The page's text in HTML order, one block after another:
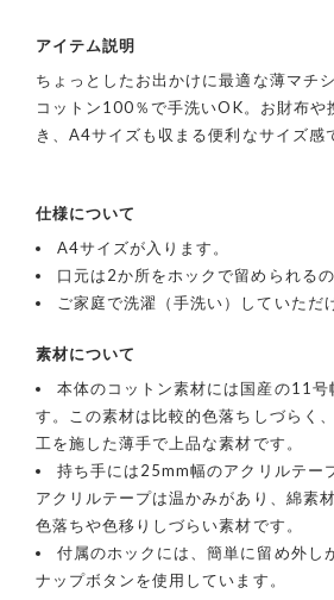
アイテム説明
ちょっとしたお出かけに最適な薄マチシ
コットン100％で手洗いOK。お財布や
き、A4サイズも収まる便利なサイズ感
仕様について
A4サイズが入ります。
口元は2か所をホックで留められるの
ご家庭で洗濯（手洗い）していただ
素材について
本体のコットン素材には国産の11号
す。この素材は比較的色落ちしづらく
工を施した薄手で上品な素材です。
持ち手には25mm幅のアクリルテー
アクリルテープは温かみがあり、綿素
色落ちや色移りしづらい素材です。
付属のホックには、簡単に留め外し
ナップボタンを使用しています。